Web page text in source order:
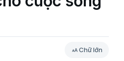
Chữ lớn